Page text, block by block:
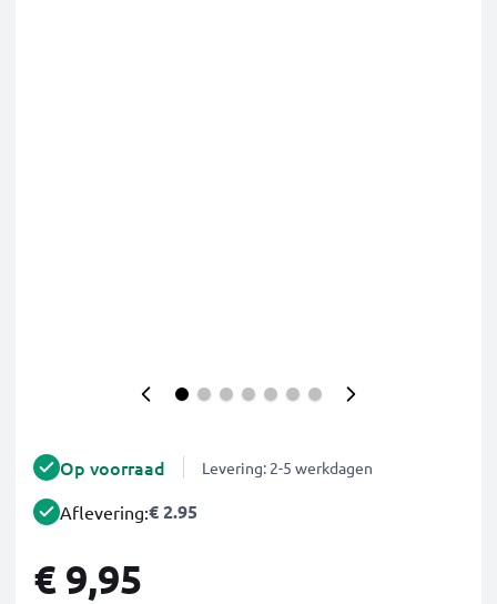
Op voorraad Levering: 2-5 werkdagen
Aflevering:€ 2.95
€ 9,95